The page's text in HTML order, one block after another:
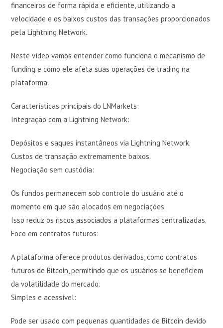
financeiros de forma rápida e eficiente, utilizando a
velocidade e os baixos custos das transações proporcionados
pela Lightning Network.
Neste vídeo vamos entender como funciona o mecanismo de
funding e como ele afeta suas operações de trading na
plataforma.
Características principais do LNMarkets:
Integração com a Lightning Network:
Depósitos e saques instantâneos via Lightning Network.
Custos de transação extremamente baixos.
Negociação sem custódia:
Os fundos permanecem sob controle do usuário até o
momento em que são alocados em negociações.
Isso reduz os riscos associados a plataformas centralizadas.
Foco em contratos futuros:
A plataforma oferece produtos derivados, como contratos
futuros de Bitcoin, permitindo que os usuários se beneficiem
da volatilidade do mercado.
Simples e acessível:
Pode ser usado com pequenas quantidades de Bitcoin devido